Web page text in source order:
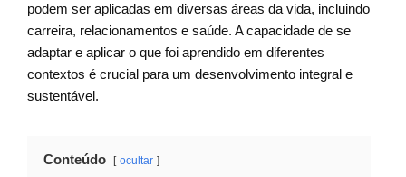
podem ser aplicadas em diversas áreas da vida, incluindo
carreira, relacionamentos e saúde. A capacidade de se
adaptar e aplicar o que foi aprendido em diferentes
contextos é crucial para um desenvolvimento integral e
sustentável.
Conteúdo ocultar